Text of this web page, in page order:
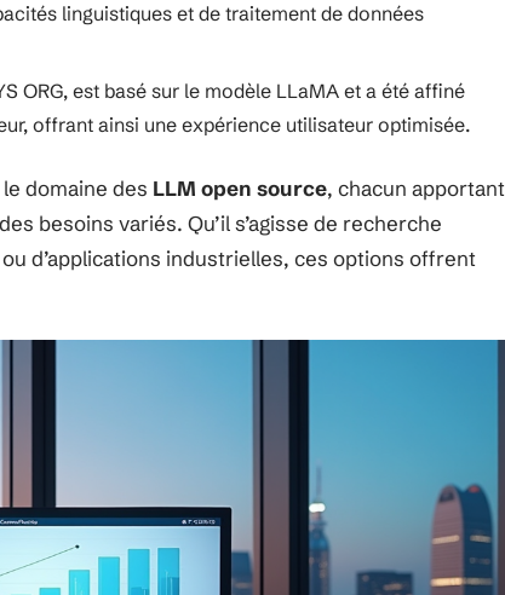
linguistiques et de traitement de données
ORG, est basé sur le modèle LLaMA et a été affiné
offrant ainsi une expérience utilisateur optimisée.
domaine des LLM open source, chacun apportant
besoins variés. Qu’il s’agisse de recherche
d’applications industrielles, ces options offrent